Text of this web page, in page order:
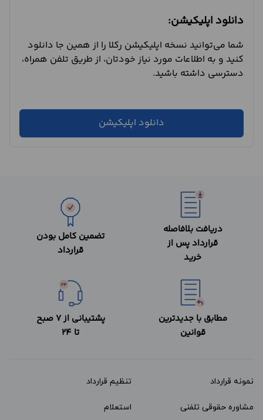
دانلود اپلیکیشن:
شما می‌توانید نسخه اپلیکیشن رکلا را از همین جا دانلود
کنید و به اطلاعات مورد نیاز خودتان، از طریق تلفن همراه،
دسترسی داشته باشید.
دانلود اپلیکیشن
دریافت بلافاصله
قرارداد پس از
خرید
تضمین کامل بودن
قرارداد
مطابق با جدیدترین
قوانین
پشتیبانی از 7 صبح
تا 24
نمونه قرارداد‌ تنظیم قرارداد
مشاوره حقوقی تلفنی استعلام